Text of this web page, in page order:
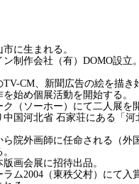
に生まれる。
ン制作会社（有）DOMO設
TV-CM、新聞広告の絵を描き
始め個展活動を開始する。
ク（ソーホー）にて二人展を
中国河北省 石家荘にある「
ら院外画師に任命される（
画会展に招待出品。
ラム2004（東秩父村）にて